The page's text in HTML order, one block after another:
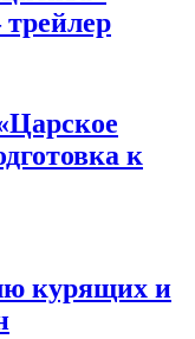
к
курящих и